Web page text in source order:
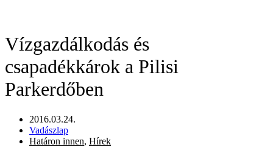
Vízgazdálkodás és
csapadékkárok a Pilisi
Parkerdőben
2016.03.24.
Vadászlap
Határon innen, Hírek